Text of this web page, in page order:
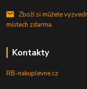
Zboží si můžete
místech zdarma.
Kontakty
RB-nakuplevne.cz